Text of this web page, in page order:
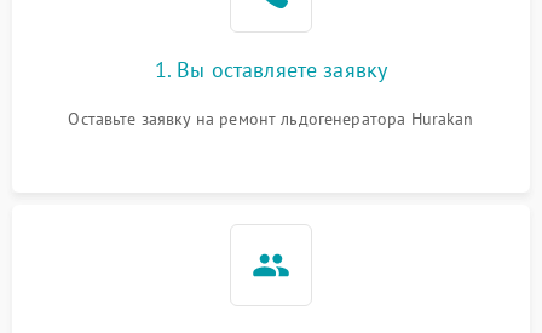
1. Вы оставляете заявку
Оставьте заявку на ремонт льдогенератора Hurakan